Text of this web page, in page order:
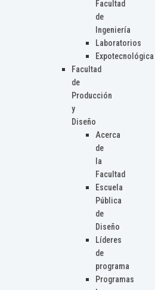
Facultad
de
Ingeniería
Laboratorios
Expotecnológica
Facultad
de
Producción
y
Diseño
Acerca
de
la
Facultad
Escuela
Pública
de
Diseño
Líderes
de
programa
Programas